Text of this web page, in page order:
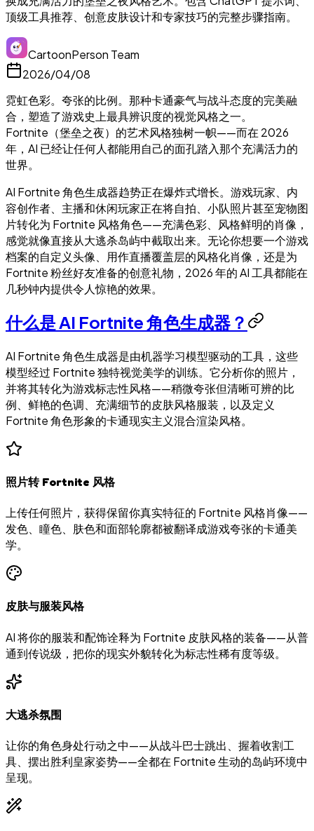
顶级工具推荐、创意皮肤设计和专家技巧的完整步骤指南。
CartoonPerson Team
2026/04/08
霓虹色彩。夸张的比例。那种卡通豪气与战斗态度的完美融
合，塑造了游戏史上最具辨识度的视觉风格之一。
Fortnite（堡垒之夜）的艺术风格独树一帜——而在 2026
年，AI 已经让任何人都能用自己的面孔踏入那个充满活力的
世界。
AI Fortnite 角色生成器趋势正在爆炸式增长。游戏玩家、内
容创作者、主播和休闲玩家正在将自拍、小队照片甚至宠物图
片转化为 Fortnite 风格角色——充满色彩、风格鲜明的肖像，
感觉就像直接从大逃杀岛屿中截取出来。无论你想要一个游戏
档案的自定义头像、用作直播覆盖层的风格化肖像，还是为
Fortnite 粉丝好友准备的创意礼物，2026 年的 AI 工具都能在
几秒钟内提供令人惊艳的效果。
什么是 AI Fortnite 角色生成器？
AI Fortnite 角色生成器是由机器学习模型驱动的工具，这些
模型经过 Fortnite 独特视觉美学的训练。它分析你的照片，
并将其转化为游戏标志性风格——稍微夸张但清晰可辨的比
例、鲜艳的色调、充满细节的皮肤风格服装，以及定义
Fortnite 角色形象的卡通现实主义混合渲染风格。
照片转 Fortnite 风格
上传任何照片，获得保留你真实特征的 Fortnite 风格肖像——
发色、瞳色、肤色和面部轮廓都被翻译成游戏夸张的卡通美
学。
皮肤与服装风格
AI 将你的服装和配饰诠释为 Fortnite 皮肤风格的装备——从普
通到传说级，把你的现实外貌转化为标志性稀有度等级。
大逃杀氛围
让你的角色身处行动之中——从战斗巴士跳出、握着收割工
具、摆出胜利皇家姿势——全都在 Fortnite 生动的岛屿环境中
呈现。